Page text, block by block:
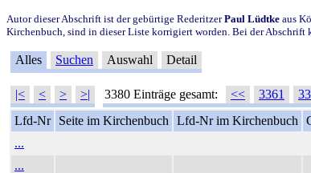
Autor dieser Abschrift ist der gebürtige RederitzerPaul Lüdtke aus
Kirchenbuch, sind in dieser Liste korrigiert worden. Bei der Abschrift
Alles Suchen Auswahl Detail
|< < > >| 3380 Einträge gesamt: << 3361
Lfd-Nr
Seite im Kirchenbuch Lfd-Nr im Kirchenbuch
...
...